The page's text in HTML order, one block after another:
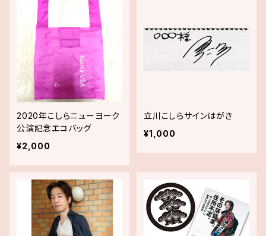
2020年こしらニューヨーク
公演記念エコバッグ
¥2,000
立川こしらサインはがき
¥1,000